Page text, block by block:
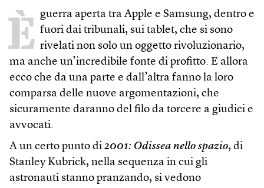
È guerra aperta tra Apple e Samsung, dentro e
fuori dai tribunali, sui tablet, che si sono
rivelati non solo un oggetto rivoluzionario,
ma anche un’incredibile fonte di profitto. E allora
ecco che da una parte e dall’altra fanno la loro
comparsa delle nuove argomentazioni, che
sicuramente daranno del filo da torcere a giudici e
avvocati.
A un certo punto di 2001: Odissea nello spazio, di
Stanley Kubrick, nella sequenza in cui gli
astronauti stanno pranzando, si vedono